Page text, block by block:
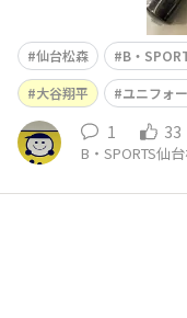
仙台松森 B・
大谷翔平
ユニフォ
1 33
B・SPORTS仙